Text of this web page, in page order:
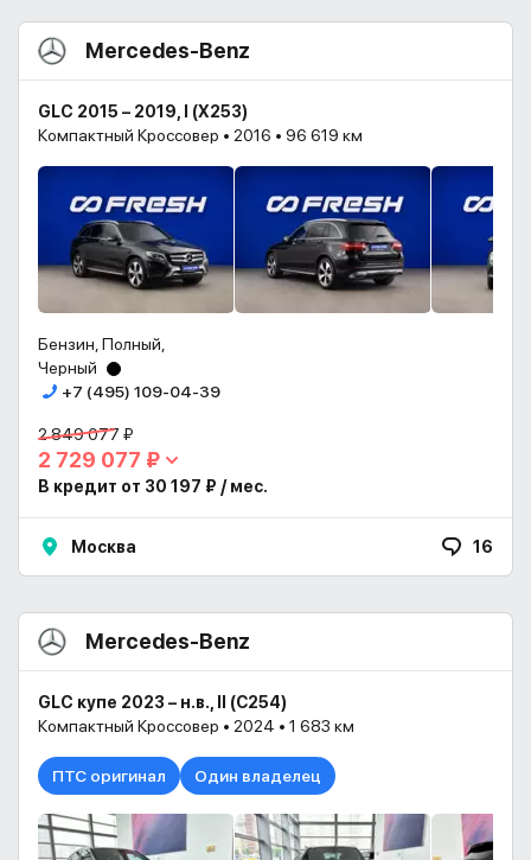
Mercedes-Benz
GLC 2015 – 2019, I (X253)
Компактный Кроссовер • 2016 • 96 619 км
Бензин, Полный,
Черный
+7 (495) 109-04-39
2 849 077 ₽
2 729 077 ₽
В кредит от 30 197 ₽ / мес.
Москва 16
Mercedes-Benz
GLC купе 2023 – н.в., II (С254)
Компактный Кроссовер • 2024 • 1 683 км
ПТС оригинал Один владелец